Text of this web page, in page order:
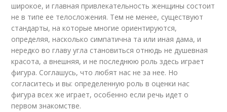
широкое, и главная привлекательность женщины состоит
не в типе ее телосложения. Тем не менее, существуют
стандарты, на которые многие ориентируются,
определяя, насколько симпатична та или иная дама, и
нередко во главу угла становиться отнюдь не душевная
красота, а внешняя, и не последнюю роль здесь играет
фигура. Соглашусь, что любят нас не за нее. Но
согласитесь и вы: определенную роль в оценки нас
фигура всех же играет, особенно если речь идет о
первом знакомстве.